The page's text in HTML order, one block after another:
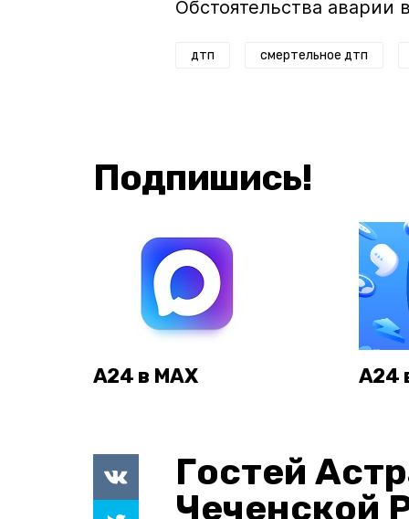
Обстоятельства аварии
дтп смертельное дтп
Подпишись!
А24 в MAX А24
Гостей
Чеченской